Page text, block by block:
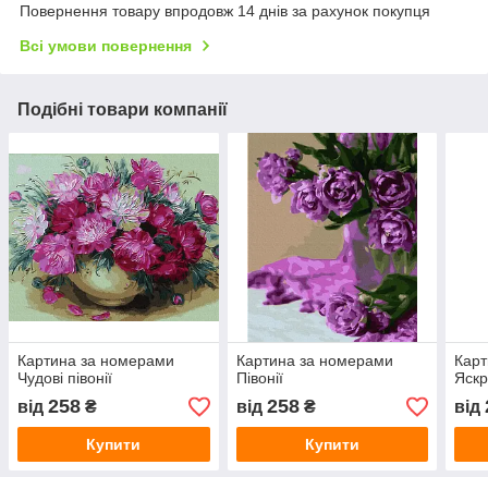
Повернення товару впродовж 14 днів за рахунок покупця
Всі умови повернення
Подібні товари компанії
Картина за номерами
Чудові півонії
від 258 ₴
Купити
Картина за номерами
Півонії
від 258₴
Купити
від